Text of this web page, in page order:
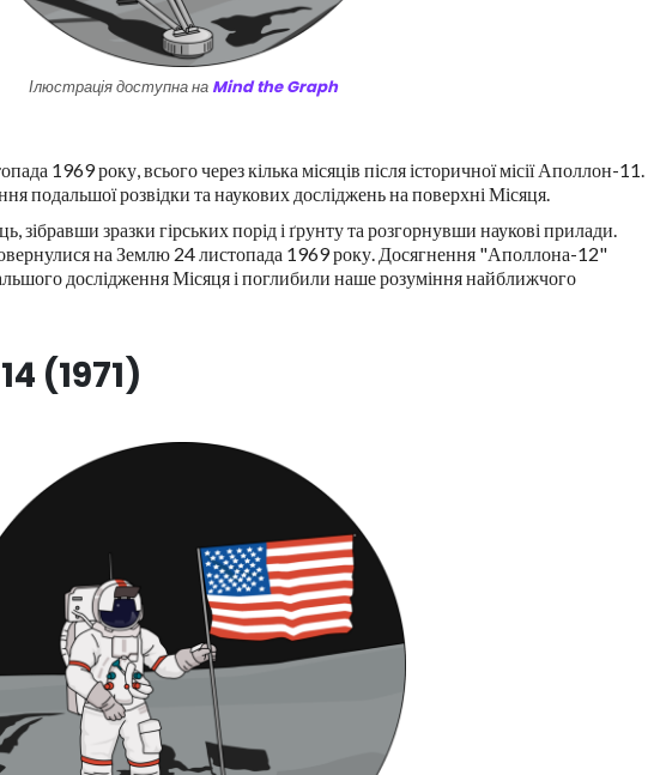
Ілюстрація доступна на Mind the Graph
1969 року, всього через кілька місяців після історичної місії Аполлон-11.
подальшої розвідки та наукових досліджень на поверхні Місяця.
зібравши зразки гірських порід і ґрунту та розгорнувши наукові прилади.
на Землю 24 листопада 1969 року. Досягнення "Аполлона-12"
дослідження Місяця і поглибили наше розуміння найближчого
(1971)